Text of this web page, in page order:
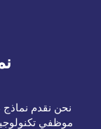
نحن نقدم نماذج
موظفي